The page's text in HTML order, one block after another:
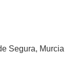
Segura, Murcia